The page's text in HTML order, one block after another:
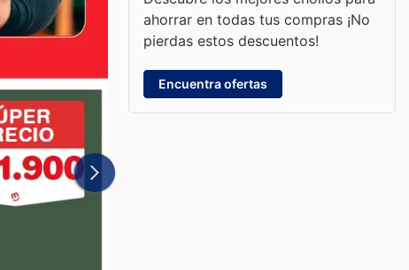
ahorrar en todas tus compras ¡No
pierdas estos descuentos!
Encuentra ofertas